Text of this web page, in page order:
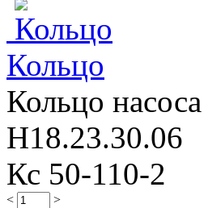
Кольцo
Кольцo
Н18.23.30.06
Кс 50-110-2
< >